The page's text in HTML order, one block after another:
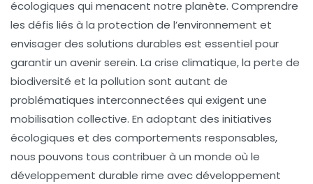
écologiques qui menacent notre planète. Comprendre
les défis liés à la protection de l’environnement et
envisager des solutions durables est essentiel pour
garantir un avenir serein. La crise climatique, la perte de
biodiversité et la pollution sont autant de
problématiques interconnectées qui exigent une
mobilisation collective. En adoptant des initiatives
écologiques et des comportements responsables,
nous pouvons tous contribuer à un monde où le
développement durable rime avecdéveloppement